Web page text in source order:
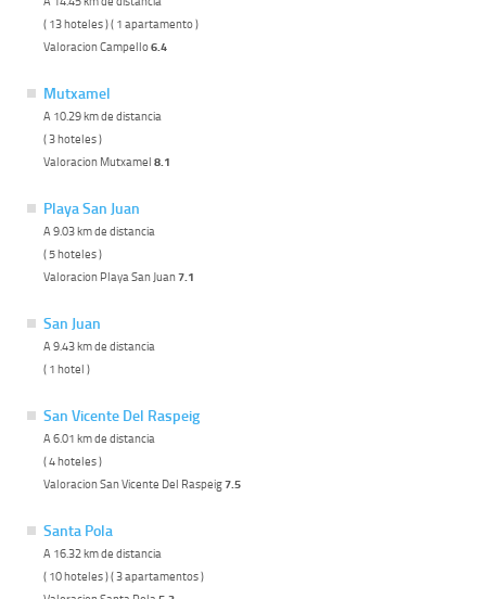
( 13 hoteles ) ( 1 apartamento )
Valoracion Campello6.4
Mutxamel
A 10.29 km de distancia
( 3 hoteles )
Valoracion Mutxamel 8.1
Playa San Juan
A 9.03 km de distancia
( 5 hoteles )
Valoracion Playa San Juan7.1
San Juan
A 9.43 km de distancia
( 1 hotel )
San Vicente Del Raspeig
A 6.01 km de distancia
( 4 hoteles )
Valoracion San Vicente Del Raspeig7.5
Santa Pola
A 16.32 km de distancia
( 10 hoteles ) ( 3 apartamentos )